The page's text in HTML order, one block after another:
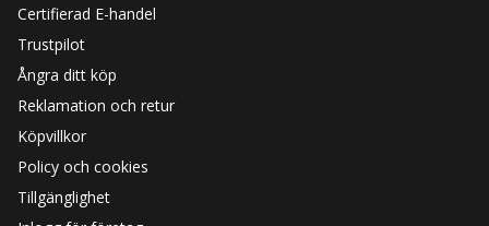
Certifierad E-handel
Trustpilot
Ångra ditt köp
Reklamation och retur
Köpvillkor
Policy och cookies
Tillgänglighet